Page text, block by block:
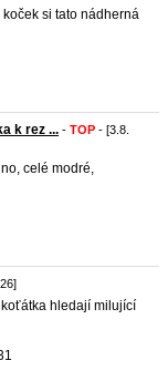
si tato nádherná
k rez ... - TOP - [3.8.
celé modré,
hledají milující